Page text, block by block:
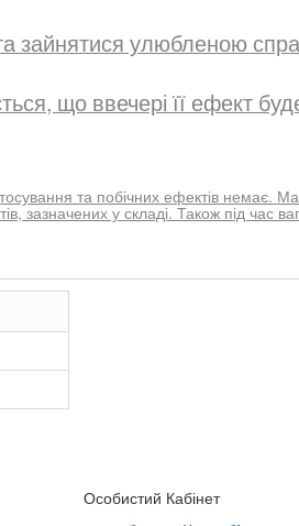
зайнятися улюбленою
що ввечері її ефект
та побічних ефектів немає.
зазначених у складі. Також під час
Особистий Кабінет